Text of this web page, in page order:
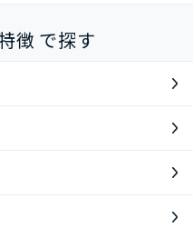
徴 で探す